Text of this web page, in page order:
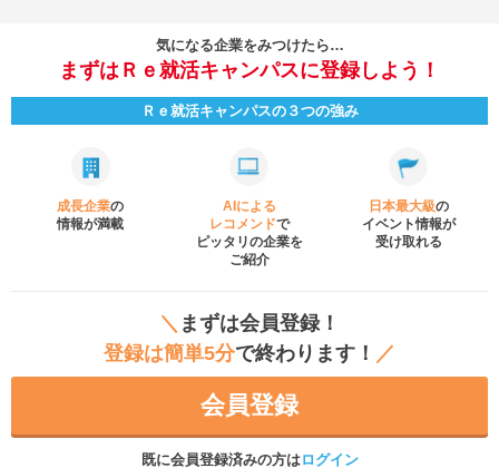
気になる企業をみつけたら…
まずはＲｅ就活キャンパスに登録しよう！
Ｒｅ就活キャンパスの３つの強み
成長企業の
情報が満載
AIによる
レコメンドで
ピッタリの企業を
ご紹介
日本最大級の
イベント情報が
受け取れる
＼ まずは会員登録！
登録は簡単5分で終わります！ ／
会員登録
既に会員登録済みの方はログイン